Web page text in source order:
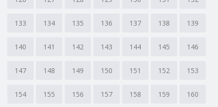
133 134 135 136 137 138 139
140 141 142 143 144 145 146
147 148 149 150 151 152 153
154 155 156 157 158 159 160